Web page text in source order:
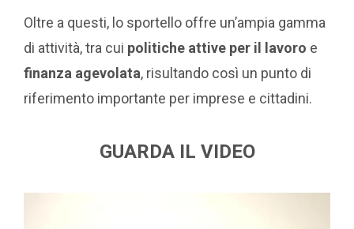
Oltre a questi, lo sportello offre un’ampia gamma
di attività, tra cui politiche attive per il lavoro e
finanza agevolata, risultando così un punto di
riferimento importante per imprese e cittadini.
GUARDA IL VIDEO